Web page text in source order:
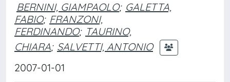
BERNINI, GIAMPAOLO; GALETTA,
FABIO; FRANZONI,
FERDINANDO; TAURINO,
CHIARA; SALVETTI, ANTONIO
2007-01-01